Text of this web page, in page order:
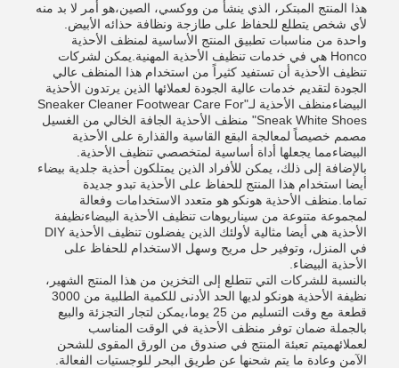
هذا المنتج المبتكر، الذي ينشأ من ووكسي، الصين،هو أمر لا بد منه
لأي شخص يتطلع للحفاظ على طازجة ونظافة حذائه الأبيض.
واحدة من مناسبات تطبيق المنتج الأساسية لمنظف الأحذية
Honco هي في خدمات تنظيف الأحذية المهنية.يمكن لشركات
تنظيف الأحذية أن تستفيد كثيراً من استخدام هذا المنظف عالي
الجودة لتقديم خدمات عالية الجودة لعملائها الذين يرتدون الأحذية
البيضاءمنظف الأحذية لـ"Sneaker Cleaner Footwear Care For
Sneak White Shoes" منظف الأحذية الجافة الخالي من الغسيل
مصمم خصيصاً لمعالجة البقع القاسية والقذارة على الأحذية
البيضاءمما يجعلها أداة أساسية لمتخصصي تنظيف الأحذية.
بالإضافة إلى ذلك، يمكن للأفراد الذين يمتلكون أحذية جلدية بيضاء
أيضا استخدام هذا المنتج للحفاظ على الأحذية تبدو جديدة
تماما.منظف الأحذية هونكو هو متعدد الاستخدامات وفعالة
لمجموعة متنوعة من سيناريوهات تنظيف الأحذية البيضاءنظيفة
الأحذية هي أيضا مثالية لأولئك الذين يفضلون تنظيف الأحذية DIY
في المنزل، وتوفير حل مريح وسهل الاستخدام للحفاظ على
الأحذية البيضاء.
بالنسبة للشركات التي تتطلع إلى التخزين من هذا المنتج الشهير،
نظيفة الأحذية هونكو لديها الحد الأدنى للكمية الطلبية من 3000
قطعة مع وقت التسليم من 25 يوما،يمكن لتجار التجزئة والبيع
بالجملة ضمان توفر منظف الأحذية في الوقت المناسب
لعملائهميتم تعبئة المنتج في صندوق من الورق المقوى للشحن
الآمن وعادة ما يتم شحنها عن طريق البحر للوجستيات الفعالة.